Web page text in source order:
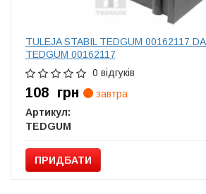
TULEJA STABIL TEDGUM 00162117
TEDGUM 00162117
0 відгуків
108 грн
завтра
Артикул:
TEDGUM
ПРИДБАТИ